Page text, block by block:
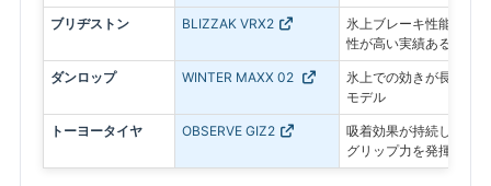
ブリヂストン BLIZZAK VRX2
氷上ブレーキ性能に優
性が高い実績あるモデル
ダンロップ WINTER MAXX 02
氷上での効きが長持ち
モデル
トーヨータイヤ OBSERVE GIZ2
吸着効果が持続し、ア
グリップ力を発揮